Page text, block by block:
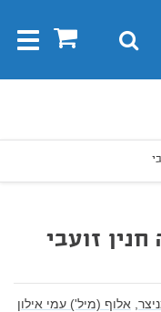
0 חיפוש
זועבי
אלוף (מיל') עמי אילון